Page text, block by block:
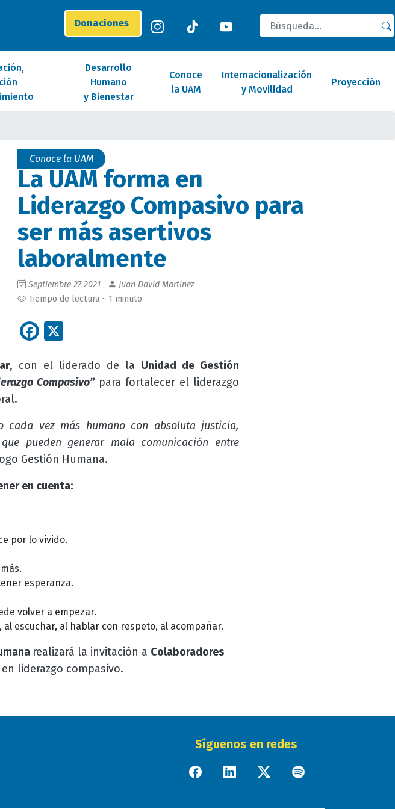
Donaciones
Buscar
Desarrollo
Humano
y Bienestar
Conoce
la UAM
Internacionalización
y Movilidad
Proyección
Conoce la UAM
La UAM forma en
Liderazgo Compasivo para
ser más asertivos
laboralmente
Septiembre 27 2021
Juan David Martinez
Tiempo de lectura ~ 1 minuto
Facebook
, con el liderado de la Unidad de Gestión
Compasivo”para fortalecer el liderazgo
vez más humano con absoluta justicia,
pueden generar mala comunicación entre
Gestión Humana.
en cuenta:
por lo vivido.
esperanza.
volver a empezar.
escuchar, al hablar con respeto, al acompañar.
realizará la invitación a Colaboradores
liderazgo compasivo.
Síguenos en redes